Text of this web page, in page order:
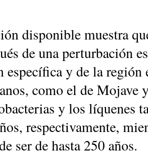
disponible muestra
de una perturbación
específica y de la región
como el de Mojave
y los líquenes
respectivamente,
ser de hasta 250 años.